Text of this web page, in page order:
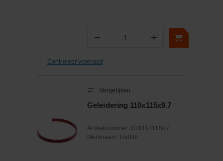
− Aantal +
Controleer voorraad
Vergelijken
Geleidering 110x115x9.7
Artikelnummer: GRI11011597
Merknaam: Hallite